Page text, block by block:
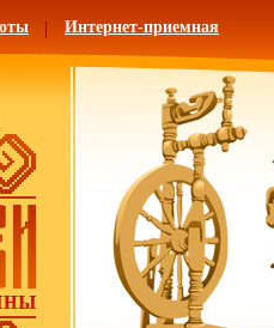
Интернет-приемная